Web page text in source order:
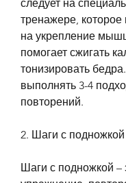
следует на
тренажере,
на укрепление
помогает сжигать
тонизировать
выполнять 3-4
повторений.
2. Шаги с подножкой
Шаги с подножкой –